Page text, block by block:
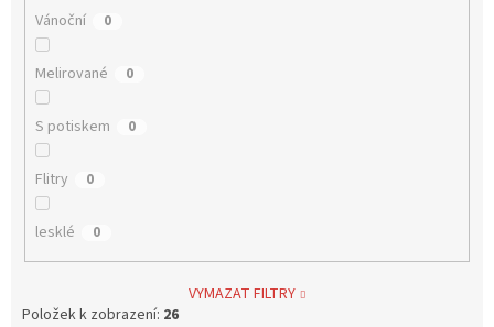
Vánoční 0
Melirované 0
S potiskem 0
Flitry 0
lesklé 0
VYMAZAT FILTRY
Položek k zobrazení: 26